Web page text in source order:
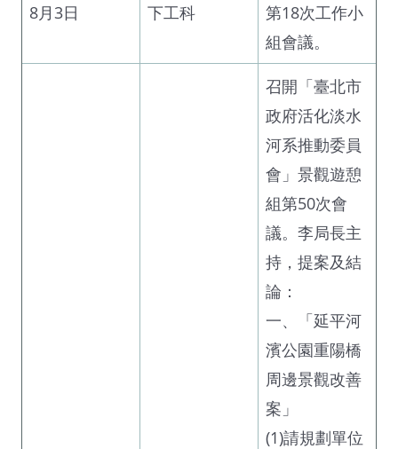
8月3日 下工科
第18次工作小
組會議。
召開「臺北市
政府活化淡水
河系推動委員
會」景觀遊憩
組第50次會
議。李局長主
持，提案及結
論：
一、「延平河
濱公園重陽橋
周邊景觀改善
案」
(1)請規劃單位